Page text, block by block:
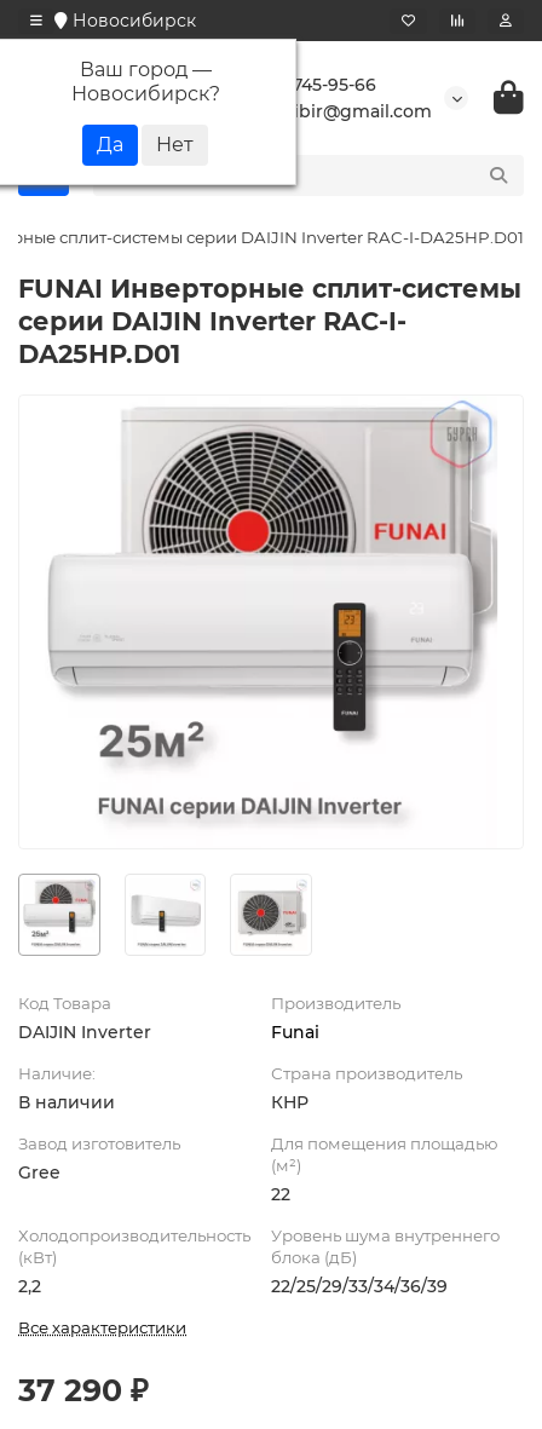
Новосибирск
Ваш город —
Новосибирск?
+7 923 745-95-66
buransibir@gmail.com
сплит-системы серии DAIJIN Inverter RAC-I-DA25HP.D01
FUNAI Инверторные сплит-системы
серии DAIJIN Inverter RAC-I-
DA25HP.D01
Код Товара
DAIJIN Inverter
Производитель
Funai
Наличие:
В наличии
Страна производитель
КНР
Завод изготовитель
Gree
Для помещения площадью
(м²)
22
Холодопроизводительность
(кВт)
2,2
Уровень шума внутреннего
блока (дБ)
22/25/29/33/34/36/39
Все характеристики
37 290 ₽